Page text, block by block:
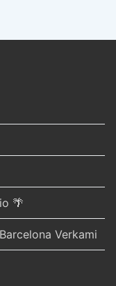
🌴
Verkami